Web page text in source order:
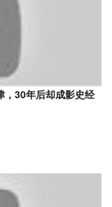
，30年后却成影史经